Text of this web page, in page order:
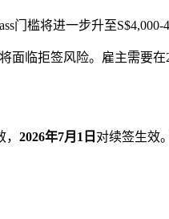
门槛将进一步升至S$4,000-
面临拒签风险。雇主需要在
2026年7月1日 对续签生效